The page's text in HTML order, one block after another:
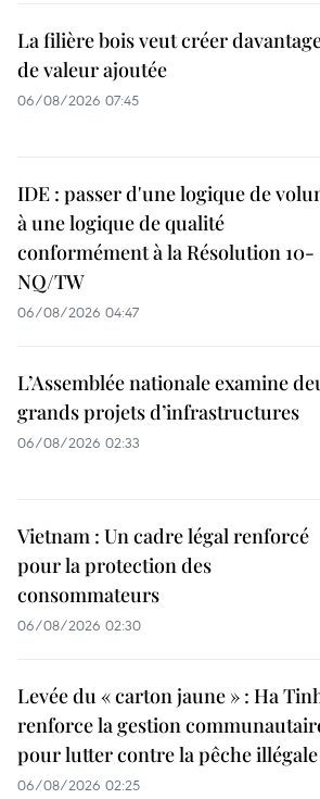
La filière bois veut créer
de valeur ajoutée
06/08/2026 07:45
IDE : passer d'une logique de
à une logique de qualité
conformément à la Résolution 10-
NQ/TW
06/08/2026 04:47
L’Assemblée nationale examine
grands projets d’infrastructures
06/08/2026 02:33
Vietnam : Un cadre légal renforcé
pour la protection des
consommateurs
06/08/2026 02:30
Levée du « carton jaune » : Ha
renforce la gestion
pour lutter contre la pêche illégale
06/08/2026 02:25